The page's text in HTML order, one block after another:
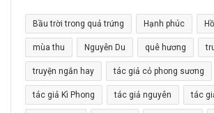
Bầu trời trong quả trứng Hạnh phúc
mùa thu Nguyễn Du quê hương
truyện ngắn hay tác giả cỏ phong sương
tác giả Kì Phong tác giả nguyên tác